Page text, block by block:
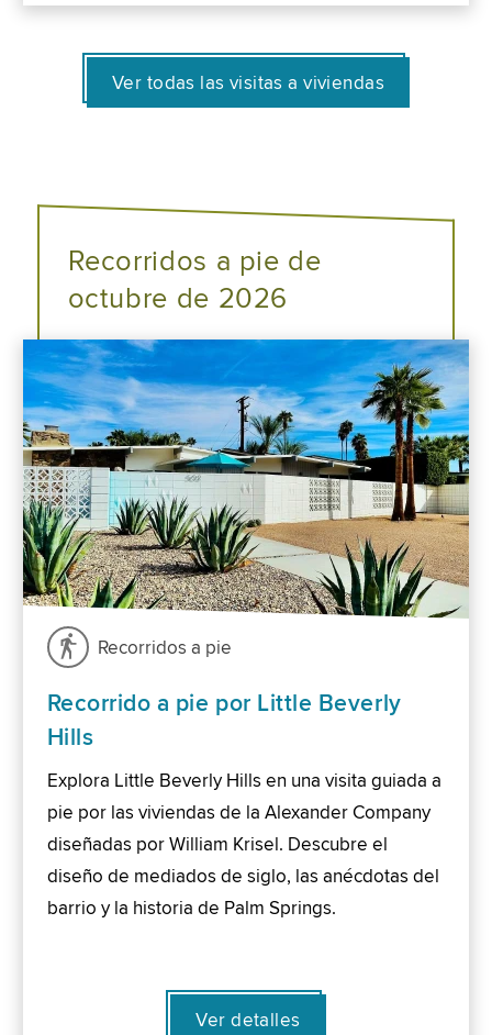
Ver todas las visitas a viviendas
Recorridos a pie de
octubre de 2026
Recorridos a pie
Recorrido a pie por Little Beverly
Hills
Explora Little Beverly Hills en una visita guiada a
pie por las viviendas de la Alexander Company
diseñadas por William Krisel. Descubre el
diseño de mediados de siglo, las anécdotas del
barrio y la historia de Palm Springs.
Ver detalles